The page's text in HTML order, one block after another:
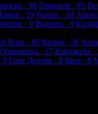
· 96 Поморие · 85
· 19 Разлог · 18
· 9 Вършец · 9
Влас · 85 Китен · 58
· 17 Кърджали ·
9 Гоце Делчев · 8 Бяла · 8